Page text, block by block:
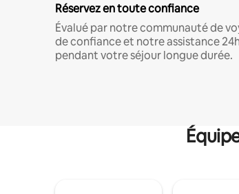
Réservez en toute confiance
Évalué par notre communauté de
de confiance et notre assistance
pendant votre séjour longue durée.